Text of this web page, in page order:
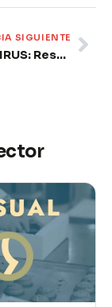
SIGUIENTE
CORONAVIRUS: Resolución 23 de abril, EPIs: supuestos para la aceptación sin el marcado CE.